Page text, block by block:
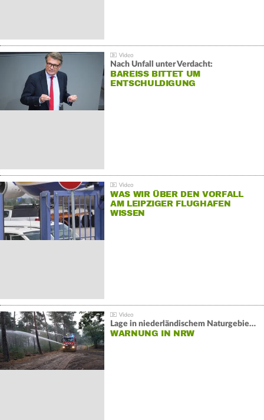
Nach Unfall unter Verdacht:
BAREISS BITTET UM E
NTSCHULDIGUNG
WAS WIR ÜBER DEN VORFALL
AM LEIPZIGER FLUGHAFEN
WISSEN
Lage in niederländischem Naturgebiet stabil
WARNUNG IN NRW